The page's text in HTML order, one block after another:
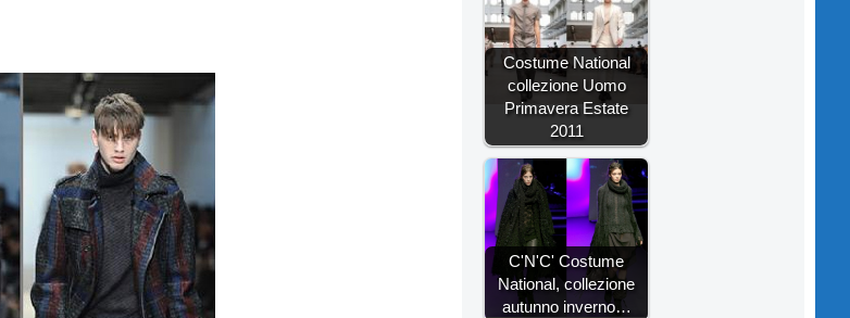
Costume National
collezione Uomo
Primavera Estate
2011
C'N'C' Costume
National, collezione
autunno inverno…